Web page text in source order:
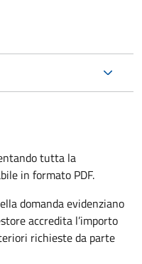
tutta la
in formato PDF.
domanda evidenziano
accredita l’importo
richieste da parte